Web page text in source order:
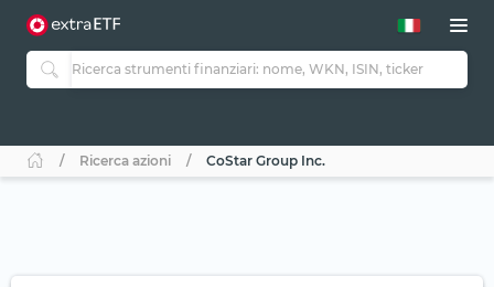
Ricerca azioni CoStar Group Inc.